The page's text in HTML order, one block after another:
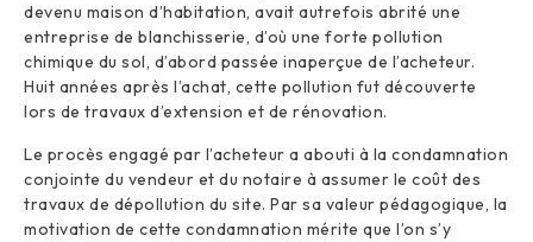
devenu maison d’habitation, avait autrefois abrité une
entreprise de blanchisserie, d’où une forte pollution
chimique du sol, d’abord passée inaperçue de l’acheteur.
Huit années après l’achat, cette pollution fut découverte
lors de travaux d’extension et de rénovation.
Le procès engagé par l’acheteur a abouti à la condamnation
conjointe du vendeur et du notaire à assumer le coût des
travaux de dépollution du site. Par sa valeur pédagogique, la
motivation de cette condamnation mérite que l’on s’y